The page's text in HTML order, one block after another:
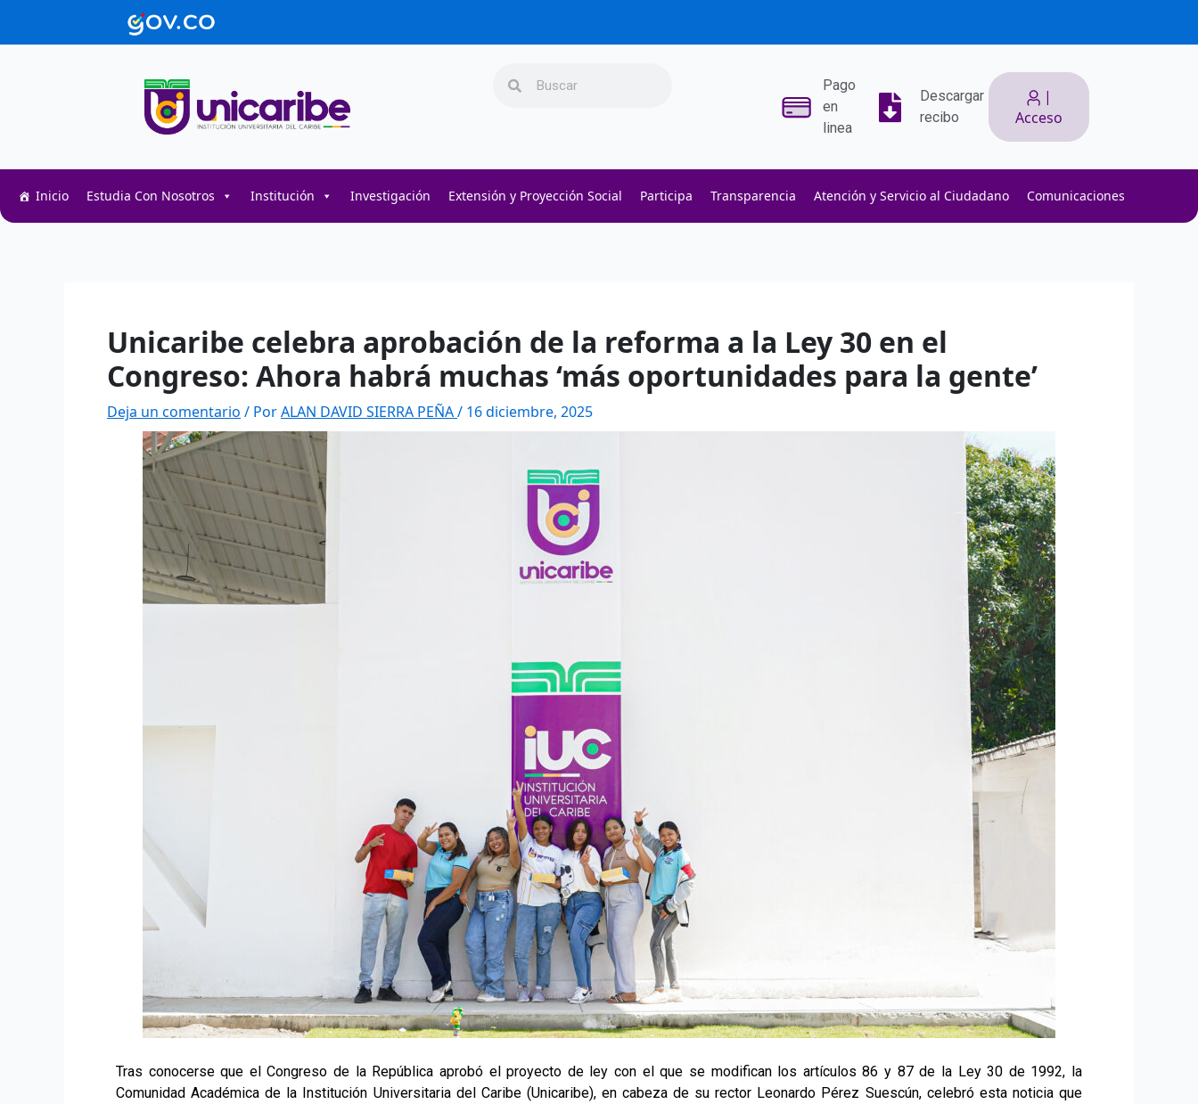
Pago
en
linea
Descargar
recibo
|
Acceso
Inicio Estudia Con Nosotros Institución Investigación Extensión y Proyección Social Participa Transparencia Atención y Servicio al Ciudadano Comunicaciones
Unicaribe celebra aprobación de la reforma a la Ley 30 en el
Congreso: Ahora habrá muchas ‘más oportunidades para la gente’
Deja un comentario / PorALAN DAVID SIERRA PEÑA/ 16 diciembre, 2025
Tras conocerse que el Congreso de la República aprobó el proyecto de ley con el que se modifican los artículos 86 y 87 de la Ley 30 de 1992, la
Comunidad Académica de la Institución Universitaria del Caribe (Unicaribe), en cabeza de su rector Leonardo Pérez Suescún, celebró esta noticia que